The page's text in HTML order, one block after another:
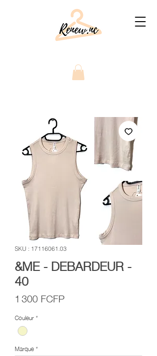
SKU : 17116061.03
&ME - DEBARDEUR -
40
1 300 FCFP
Couleur*
Marque*